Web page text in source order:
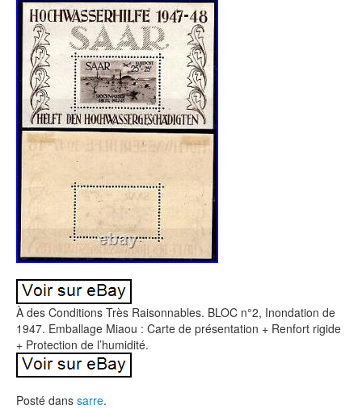
À des Conditions Très Raisonnables. BLOC n°2, Inondation de
1947. Emballage Miaou : Carte de présentation + Renfort rigide
+ Protection de l’humidité.
Posté dans sarre.